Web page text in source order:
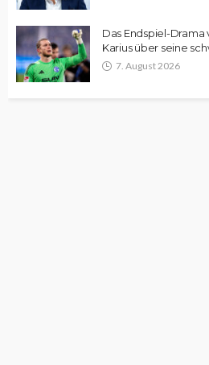
Das Endspiel-Drama
Karius über seine
7. August 2026